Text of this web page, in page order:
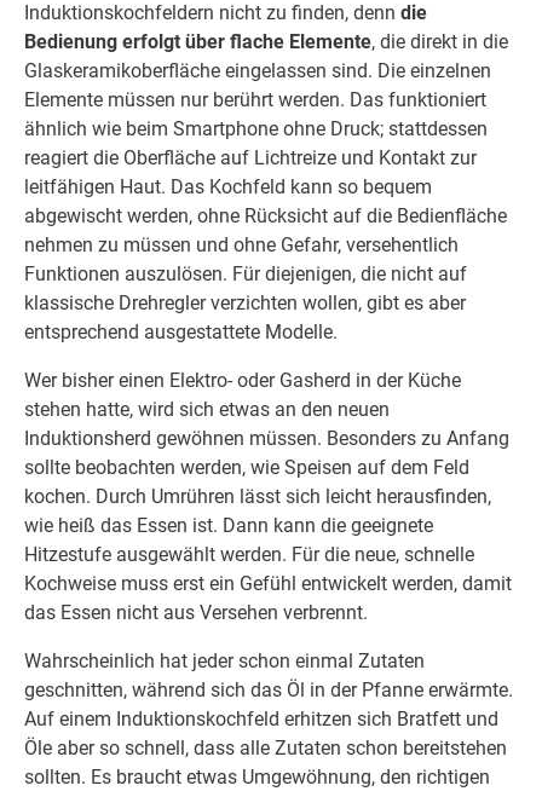
Induktionskochfeldern nicht zu finden, denn die
Bedienung erfolgt über flache Elemente, die direkt in die
Glaskeramikoberfläche eingelassen sind. Die einzelnen
Elemente müssen nur berührt werden. Das funktioniert
ähnlich wie beim Smartphone ohne Druck; stattdessen
reagiert die Oberfläche auf Lichtreize und Kontakt zur
leitfähigen Haut. Das Kochfeld kann so bequem
abgewischt werden, ohne Rücksicht auf die Bedienfläche
nehmen zu müssen und ohne Gefahr, versehentlich
Funktionen auszulösen. Für diejenigen, die nicht auf
klassische Drehregler verzichten wollen, gibt es aber
entsprechend ausgestattete Modelle.
Wer bisher einen Elektro- oder Gasherd in der Küche
stehen hatte, wird sich etwas an den neuen
Induktionsherd gewöhnen müssen. Besonders zu Anfang
sollte beobachten werden, wie Speisen auf dem Feld
kochen. Durch Umrühren lässt sich leicht herausfinden,
wie heiß das Essen ist. Dann kann die geeignete
Hitzestufe ausgewählt werden. Für die neue, schnelle
Kochweise muss erst ein Gefühl entwickelt werden, damit
das Essen nicht aus Versehen verbrennt.
Wahrscheinlich hat jeder schon einmal Zutaten
geschnitten, während sich das Öl in der Pfanne erwärmte.
Auf einem Induktionskochfeld erhitzen sich Bratfett und
Öle aber so schnell, dass alle Zutaten schon bereitstehen
sollten. Es braucht etwas Umgewöhnung, den richtigen